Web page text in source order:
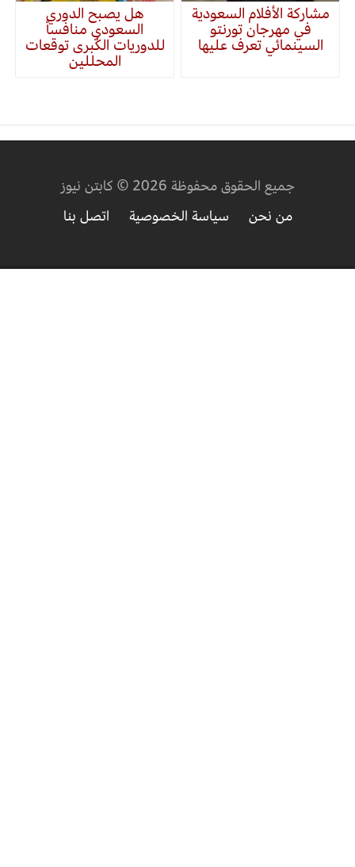
مشاركة الأفلام السعودية
في مهرجان تورنتو
السينمائي تعرف عليها
هل يصبح الدوري
السعودي منافساً
للدوريات الكُبرى توقعات
المحللين
جميع الحقوق محفوظة 2026 © كابتن نيوز
من نحن
سياسة الخصوصية اتصل بنا